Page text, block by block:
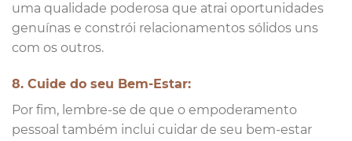
uma qualidade poderosa que atrai oportunidades
genuínas e constrói relacionamentos sólidos uns
com os outros.
8. Cuide do seu Bem-Estar:
Por fim, lembre-se de que o empoderamento
pessoal também inclui cuidar de seu bem-estar